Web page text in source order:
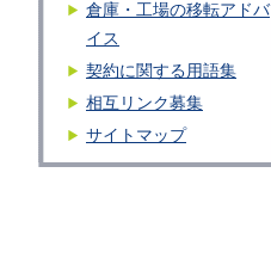
倉庫・工場の移転アドバ
イス
契約に関する用語集
相互リンク募集
サイトマップ